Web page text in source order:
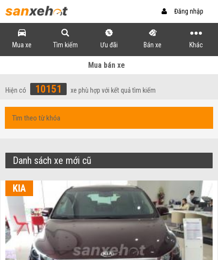
Đăng nhập
Mua xe Tìm kiếm Ưu đãi Bán xe Khác
Mua bán xe
Hiện có 10151 xe phù hợp với kết quả tìm kiếm
Danh sách xe mới cũ
KIA